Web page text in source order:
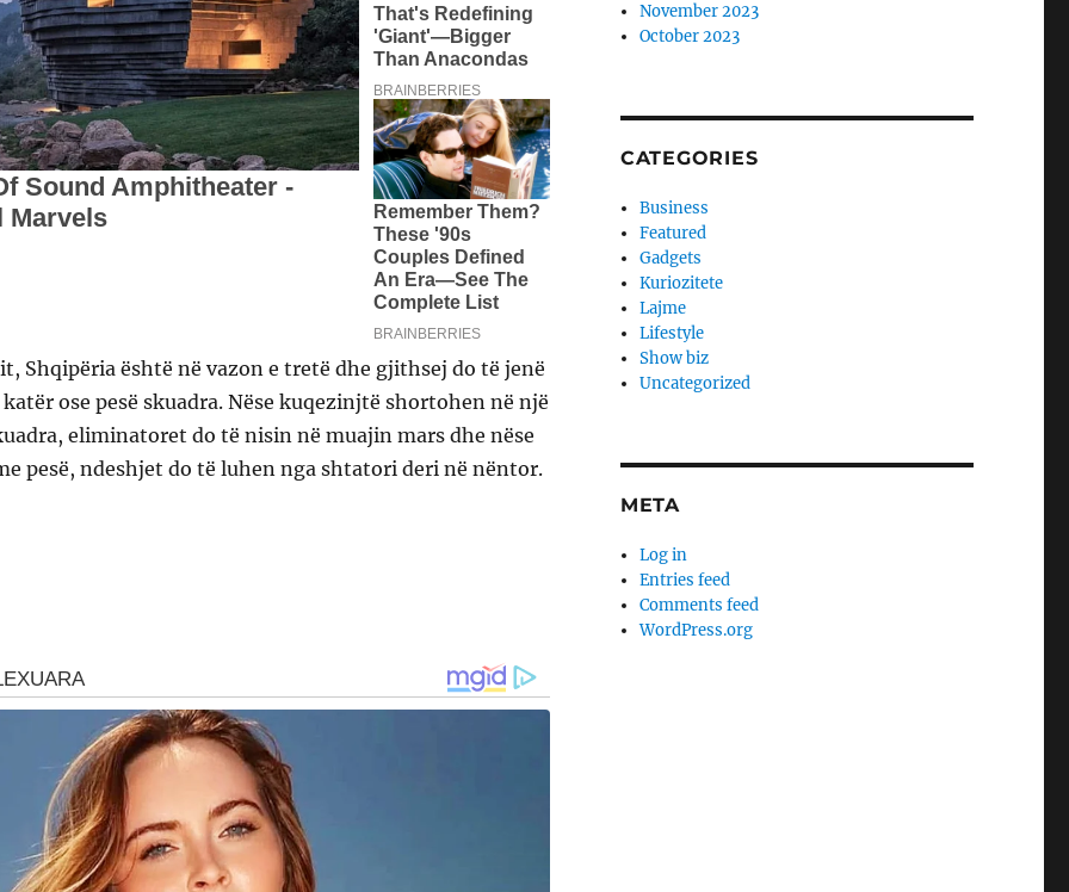
Shqipëria është në vazon e tretë dhe gjithsej do të jenë
katër ose pesë skuadra. Nëse kuqezinjtë shortohen në një
eliminatoret do të nisin në muajin mars dhe nëse
pesë, ndeshjet do të luhen nga shtatori deri në nëntor.
November 2023
October 2023
CATEGORIES
Business
Featured
Gadgets
Kuriozitete
Lajme
Lifestyle
Show biz
Uncategorized
META
Log in
Entries feed
Comments feed
WordPress.org